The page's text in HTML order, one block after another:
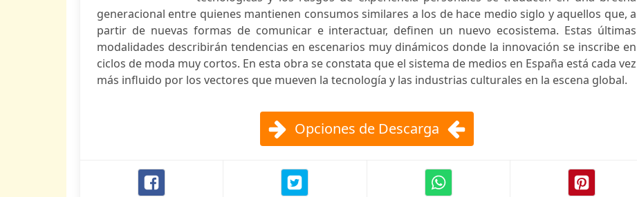
generacional entre quienes mantienen consumos similares a los de hace medio siglo y aquellos que, a
partir de nuevas formas de comunicar e interactuar, definen un nuevo ecosistema. Estas últimas
modalidades describirán tendencias en escenarios muy dinámicos donde la innovación se inscribe en
ciclos de moda muy cortos. En esta obra se constata que el sistema de medios en España está cada vez
más influido por los vectores que mueven la tecnología y las industrias culturales en la escena global.
Opciones de Descarga